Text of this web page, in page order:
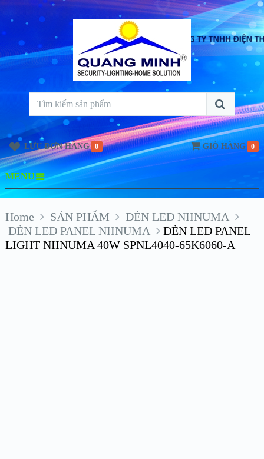
LƯU ĐƠN HÀNG 0 GIỎ HÀNG 0
MENU
Home SẢN PHẨM
ĐÈN LED NIINUMA
ĐÈN LED PANEL NIINUMA
ĐÈN LED PANEL
LIGHT NIINUMA 40W SPNL4040-65K6060-A